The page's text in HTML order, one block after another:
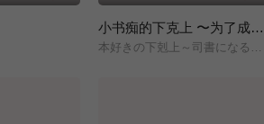
小书痴的下克上 〜为了成为图书管理员而不择手段〜 领主的养女
本好きの下剋上～司書になるためには手段を選んでいられません～/領主の養女/